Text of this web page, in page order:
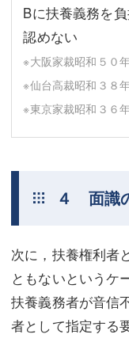
Bに扶養義務を
認めない
※大阪家裁昭和５０
※仙台高裁昭和３８
※東京家裁昭和３６
４ 面識
次に，扶養権利者
ともないというケ
扶養義務者が音信
者として指定する